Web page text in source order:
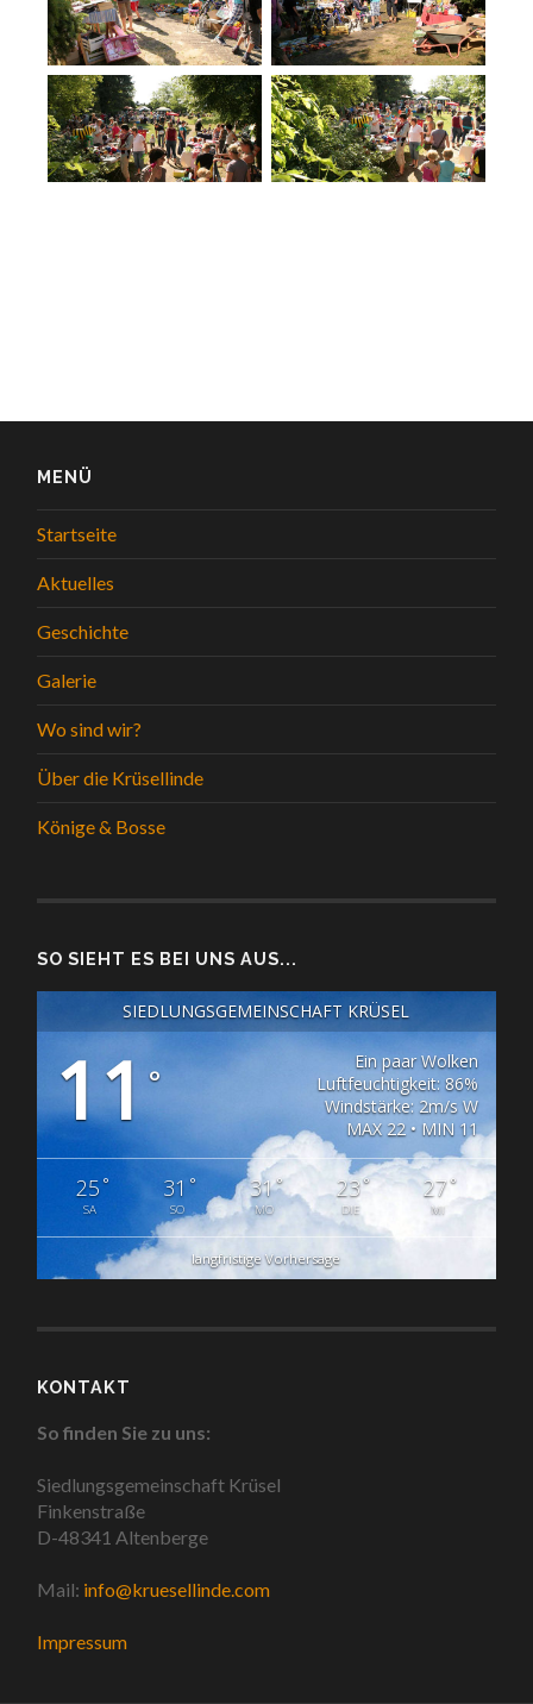
MENÜ
Startseite
Aktuelles
Geschichte
Galerie
Wo sind wir?
Über die Krüsellinde
Könige & Bosse
SO SIEHT ES BEI UNS AUS...
SIEDLUNGSGEMEINSCHAFT KRÜSEL
11°
Ein paar Wolken
Luftfeuchtigkeit: 86%
Windstärke: 2m/s W
MAX 22 • MIN 11
25°
SA
31 °
SO
31°
MO
23°
DIE
27°
MI
langfristige Vorhersage
KONTAKT
So finden Sie zu uns:
Siedlungsgemeinschaft Krüsel
Finkenstraße
D-48341 Altenberge
Mail: info@kruesellinde.com
Impressum